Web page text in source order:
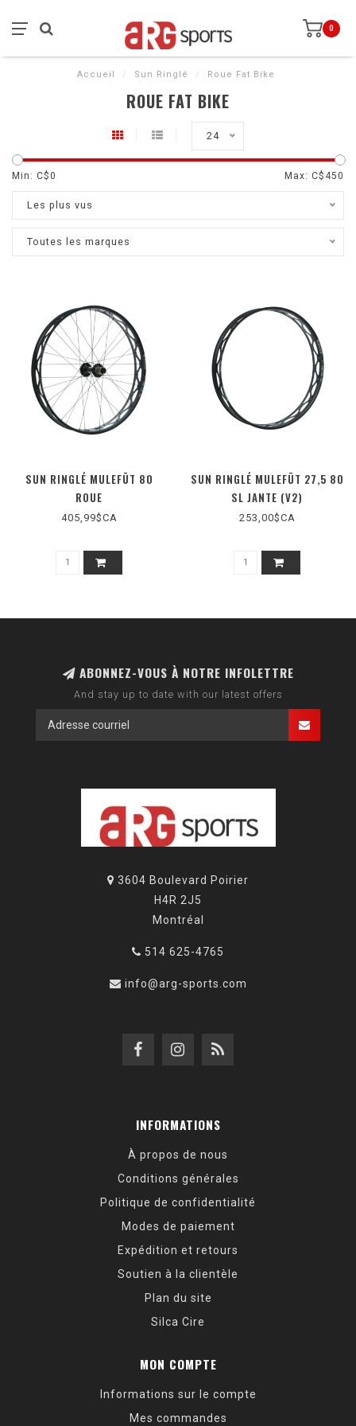
0
Accueil / Sun Ringlé / Roue Fat Bike
ROUE FAT BIKE
24
Min: C$0 Max: C$ 450
Les plus vus
Toutes les marques
SUN RINGLÉ MULEFÜT 80
ROUE
405,99$CA
SUN RINGLÉ MULEFÜT 27,5 80
SL JANTE (V2)
253,00$CA
ABONNEZ-VOUS À NOTRE INFOLETTRE
And stay up to date with our latest offers
3604 Boulevard Poirier
H4R 2J5
Montréal
514 625-4765
info@arg-sports.com
INFORMATIONS
À propos de nous
Conditions générales
Politique de confidentialité
Modes de paiement
Expédition et retours
Soutien à la clientèle
Plan du site
Silca Cire
MON COMPTE
Informations sur le compte
Mes commandes